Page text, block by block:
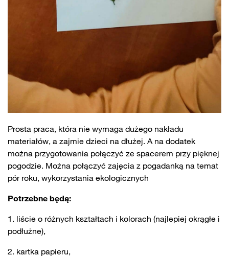
Prosta praca, która nie wymaga dużego nakładu
materiałów, a zajmie dzieci na dłużej. A na dodatek
można przygotowania połączyć ze spacerem przy pięknej
pogodzie. Można połączyć zajęcia z pogadanką na temat
pór roku, wykorzystania ekologicznych
Potrzebne będą:
liście o różnych kształtach i kolorach (najlepiej okrągłe i
podłużne),
kartka papieru,